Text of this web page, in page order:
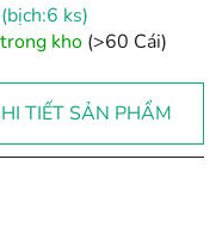
ks)
kho (>60 Cái)
TIẾT SẢN PHẨM